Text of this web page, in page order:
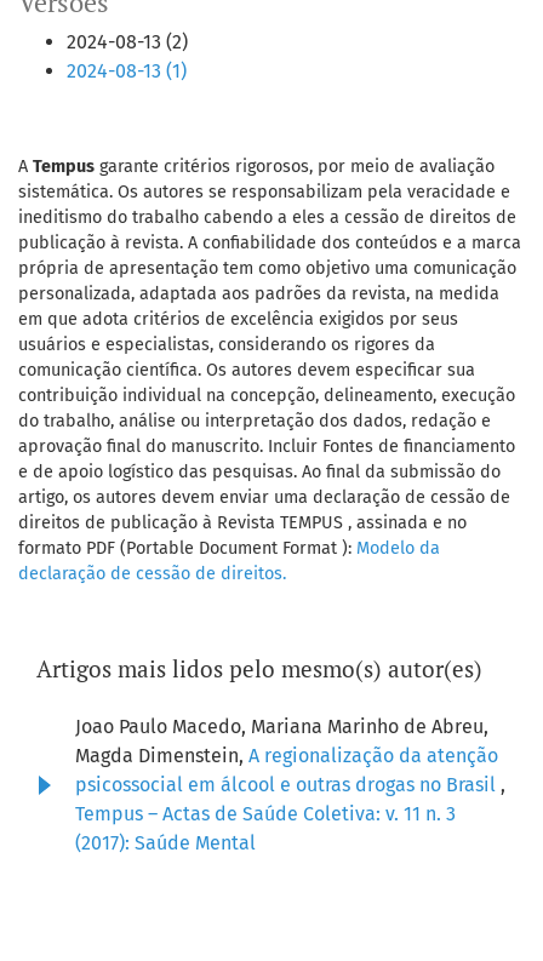
2024-08-13 (2)
2024-08-13 (1)
A Tempus garante critérios rigorosos, por meio de avaliação
sistemática. Os autores se responsabilizam pela veracidade e
ineditismo do trabalho cabendo a eles a cessão de direitos de
publicação à revista. A confiabilidade dos conteúdos e a marca
própria de apresentação tem como objetivo uma comunicação
personalizada, adaptada aos padrões da revista, na medida
em que adota critérios de excelência exigidos por seus
usuários e especialistas, considerando os rigores da
comunicação científica. Os autores devem especificar sua
contribuição individual na concepção, delineamento, execução
do trabalho, análise ou interpretação dos dados, redação e
aprovação final do manuscrito. Incluir Fontes de financiamento
e de apoio logístico das pesquisas. Ao final da submissão do
artigo, os autores devem enviar uma declaração de cessão de
direitos de publicação à Revista TEMPUS , assinada e no
formato PDF (Portable Document Format ): Modelo da
declaração de cessão de direitos.
Artigos mais lidos pelo mesmo(s) autor(es)
Joao Paulo Macedo, Mariana Marinho de Abreu,
Magda Dimenstein, A regionalização da atenção
psicossocial em álcool e outras drogas no Brasil ,
Tempus – Actas de Saúde Coletiva: v. 11 n. 3
(2017): Saúde Mental